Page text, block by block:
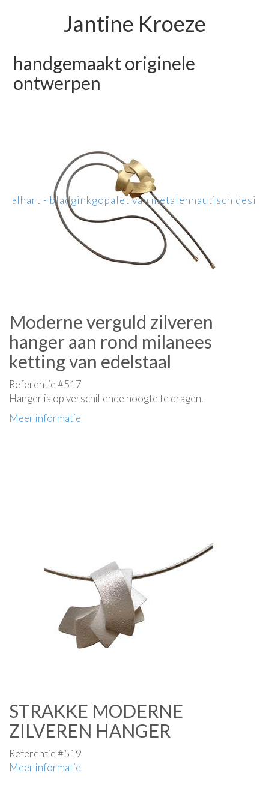
Jantine Kroeze
handgemaakt originele
ontwerpen
hart - bladginkgopalet van metalennautisch design
Moderne verguld zilveren
hanger aan rond milanees
ketting van edelstaal
Referentie #517
Hanger is op verschillende hoogte te dragen.
Meer informatie
STRAKKE MODERNE
ZILVEREN HANGER
Referentie #519
Meer informatie